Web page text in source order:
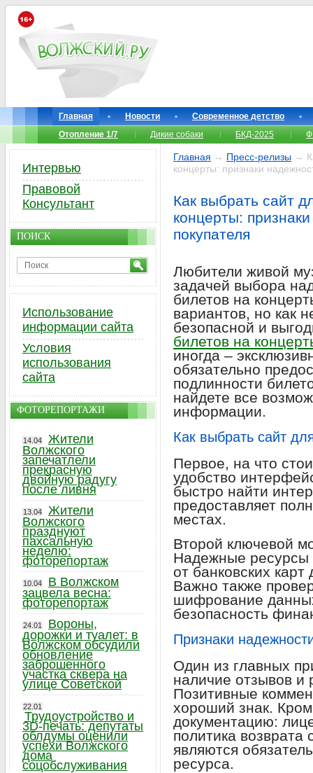
Главная Новости
Современное детство
Отопление 1/7
Дикие собаки БКД-2025
Главная → Пресс-релизы →
концерты: признаки
Как выбрать сайт
концерты:
покупателя
Любители живой
задачей выбора
билетов на
вариантов, но как
безопасной и
билетов на
иногда –
обязательно
подлинности
найдете все
информации.
Как выбрать сайт
Первое, на что
удобство
быстро найти
предоставляет
местах.
Второй ключевой
Надежные ресурсы
от банковских
Важно также
шифрование
безопасность
Признаки
Один из главных
наличие отзывов и
Позитивные
хороший знак.
документацию:
политика возврата
являются
ресурса.
Интервью
Правовой
Консультант
ПОИСК
Использование
информации сайта
Условия
использования
сайта
ФОТОРЕПОРТАЖИ
14.04
Жители
Волжского
запечатлели
прекрасную
двойную радугу
после ливня
13.04
Жители
Волжского
празднуют
пахсальную
неделю:
фоторепортаж
10.04
В Волжском
зацвела весна:
фоторепортаж
24.01
Вороны,
дорожки и туалет: в
Волжском обсудили
обновление
заброшенного
участка сквера на
улице Советской
22.01
Трудоустройство и
3D-печать: депутаты
облдумы оценили
успехи Волжского
дома
соцобслуживания